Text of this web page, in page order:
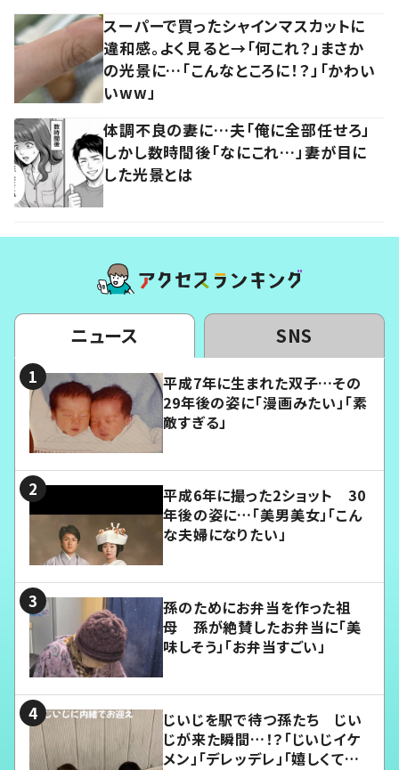
スーパーで買ったシャインマスカットに
違和感。よく見ると→「何これ？」まさか
の光景に…「こんなところに！？」「かわい
いww」
体調不良の妻に…夫「俺に全部任せろ」
しかし数時間後「なにこれ…」妻が目に
した光景とは
ニュース SNS
平成7年に生まれた双子…その
29年後の姿に「漫画みたい」「素
敵すぎる」
平成6年に撮った2ショット 30
年後の姿に…「美男美女」「こん
な夫婦になりたい」
孫のためにお弁当を作った祖
母 孫が絶賛したお弁当に「美
味しそう」「お弁当すごい」
じいじを駅で待つ孫たち じい
じが来た瞬間…！？「じいじイケ
メン」「デレッデレ」「嬉しくて可